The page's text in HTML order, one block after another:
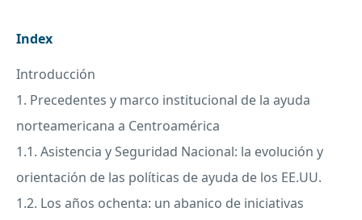
Index
Introducción
1. Precedentes y marco institucional de la ayuda
norteamericana a Centroamérica
1.1. Asistencia y Seguridad Nacional: la evolución y
orientación de las políticas de ayuda de los EE.UU.
1.2. Los años ochenta: un abanico de iniciativas